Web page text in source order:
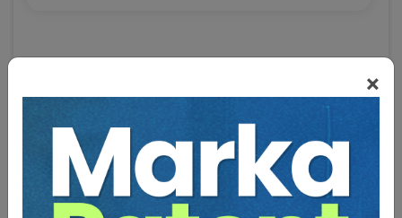
×
Eğitmen Hakkında